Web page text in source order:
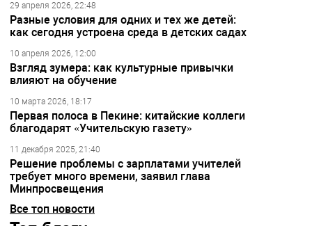
29 апреля 2026, 22:48
Разные условия для одних и тех же детей:
как сегодня устроена среда в детских садах
10 апреля 2026, 12:00
Взгляд зумера: как культурные привычки
влияют на обучение
10 марта 2026, 18:17
Первая полоса в Пекине: китайские коллеги
благодарят «Учительскую газету»
11 декабря 2025, 21:40
Решение проблемы с зарплатами учителей
требует много времени, заявил глава
Минпросвещения
Все топ новости